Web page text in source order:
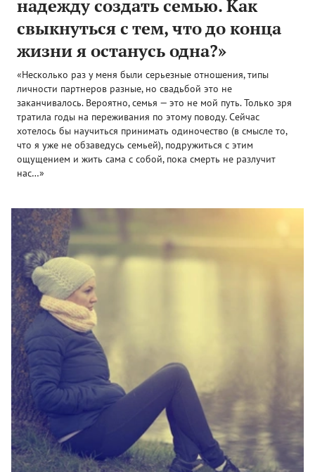
надежду создать семью. Как
свыкнуться с тем, что до конца
жизни я останусь одна?»
«Несколько раз у меня были серьезные отношения, типы
личности партнеров разные, но свадьбой это не
заканчивалось. Вероятно, семья — это не мой путь. Только зря
тратила годы на переживания по этому поводу. Сейчас
хотелось бы научиться принимать одиночество (в смысле то,
что я уже не обзаведусь семьей), подружиться с этим
ощущением и жить сама с собой, пока смерть не разлучит
нас…»